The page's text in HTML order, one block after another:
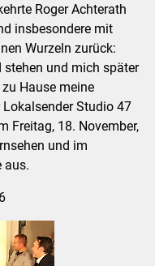
Roger Achterath
insbesondere mit
Wurzeln zurück:
stehen und mich später
Hause meine
Lokalsender Studio 47
Freitag, 18. November,
und im
aus.